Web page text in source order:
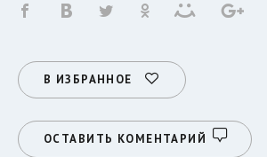
В ИЗБРАННОЕ
ОСТАВИТЬ КОМЕНТАРИЙ